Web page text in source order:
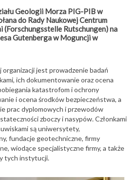
Geologii Morza PIG-PIB w
do Rady Naukowej Centrum
(Forschungsstelle Rutschungen) na
Gutenberga w Moguncji w
jest prowadzenie badań
ich dokumentowanie oraz ocena
katastrofom i ochrony
i ocena środków bezpieczeństwa, a
prac dyplomowych i przewodów
zboczy i nasypów. Członkami
są uniwersytety,
fundacje geotechniczne, firmy
wiodące specjalistyczne firmy, a także
tych instytucji.